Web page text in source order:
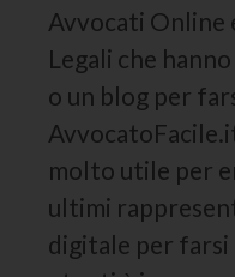
Avvocati Online
Legali che
o un blog per
molto utile per
ultimi
digitale per farsi